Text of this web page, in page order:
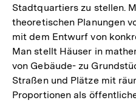
Stadtquartiers zu stellen.
theoretischen Planungen
mit dem Entwurf von
Man stellt Häuser in
von Gebäude- zu
Straßen und Plätze mit
Proportionen als